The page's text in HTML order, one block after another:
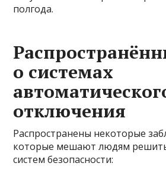
полгода.
о системах
отключения
Распространены некоторые
которые мешают людям
систем безопасности: